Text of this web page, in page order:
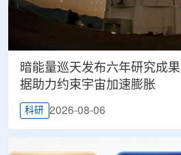
暗能量巡天发布六年研究成
据助力约束宇宙加速膨胀
科研 2026-08-06